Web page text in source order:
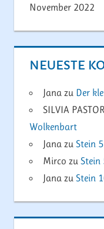
November 2022
NEUESTE
Jana zu Der
SILVIA PASTOR
Wolkenbart
Jana zu Stein
Mirco zu Stein
Jana zu Stein